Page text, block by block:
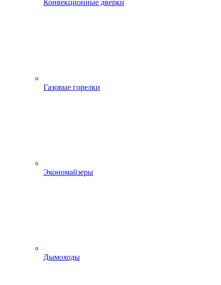
Конвекционные дверки
Газовые горелки
Экономайзеры
Дымоходы